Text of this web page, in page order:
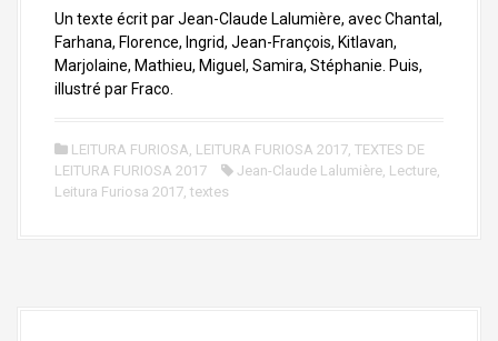
Un texte écrit par Jean-Claude Lalumière, avec Chantal,
Farhana, Florence, Ingrid, Jean-François, Kitlavan,
Marjolaine, Mathieu, Miguel, Samira, Stéphanie. Puis,
illustré par Fraco.
LEITURA FURIOSA LEITURA FURIOSA 2017 TEXTES DE
LEITURA FURIOSA 2017
Jean-Claude Lalumière Lecture
Leitura Furiosa 2017 textes